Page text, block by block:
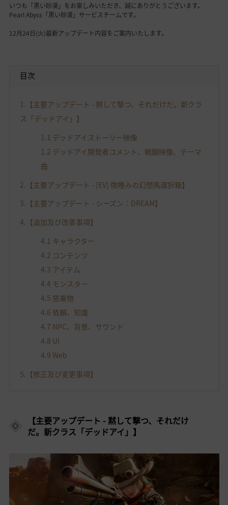
いつも「黒い砂漠」をお楽しみいただき、誠にありがとうございます。
Pearl Abyss「黒い砂漠」サービスチームです。
12月24日(火)最新アップデート内容をご案内いたします。
目次
1.【主要アップデート - 黙して撃つ、それだけだ。新クラ
ス「デッドアイ」】
1.1 デッドアイストーリー映像
1.2 デッドアイ開発者コメント、戦闘映像、テーマ
曲
2.【主要アップデート - [EV] 微睡みの幻想馬選択箱】
3.【主要アップデート - シーズン：DREAM】
4.【追加及び改善事項】
4.1 キャラクター
4.2 コンテンツ
4.3 アイテム
4.4 モンスター
4.5 搭乗物
4.6 依頼、知識
4.7 NPC、背景、サウンド
4.8 UI
4.9 Web
5.【修正及び変更事項】
【主要アップデート - 黙して撃つ、それだけ
だ。新クラス「デッドアイ」】